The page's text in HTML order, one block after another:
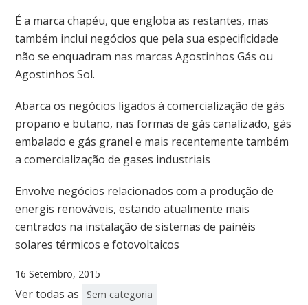
É a marca chapéu, que engloba as restantes, mas
também inclui negócios que pela sua especificidade
não se enquadram nas marcas Agostinhos Gás ou
Agostinhos Sol.
Abarca os negócios ligados à comercialização de gás
propano e butano, nas formas de gás canalizado, gás
embalado e gás granel e mais recentemente também
a comercialização de gases industriais
Envolve negócios relacionados com a produção de
energis renováveis, estando atualmente mais
centrados na instalação de sistemas de painéis
solares térmicos e fotovoltaicos
16 Setembro, 2015
Ver todas as Sem categoria